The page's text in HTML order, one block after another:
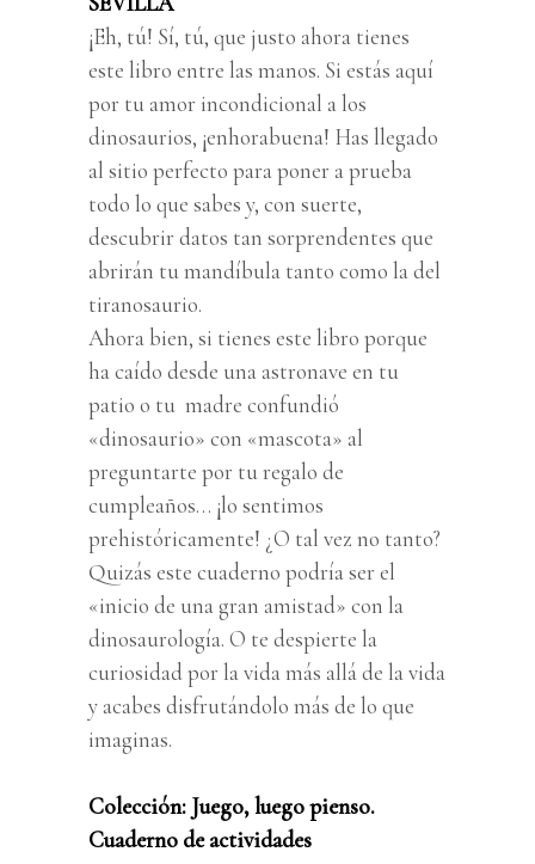
¡Eh, tú! Sí, tú, que justo ahora tienes
este libro entre las manos. Si estás aquí
por tu amor incondicional a los
dinosaurios, ¡enhorabuena! Has llegado
al sitio perfecto para poner a prueba
todo lo que sabes y, con suerte,
descubrir datos tan sorprendentes que
abrirán tu mandíbula tanto como la del
tiranosaurio.
Ahora bien, si tienes este libro porque
ha caído desde una astronave en tu
patio o tu madre confundió
«dinosaurio» con «mascota» al
preguntarte por tu regalo de
cumpleaños… ¡lo sentimos
prehistóricamente! ¿O tal vez no tanto?
Quizás este cuaderno podría ser el
«inicio de una gran amistad» con la
dinosaurología. O te despierte la
curiosidad por la vida más allá de la vida
y acabes disfrutándolo más de lo que
imaginas.
Colección: Juego, luego pienso.
Cuaderno de actividades